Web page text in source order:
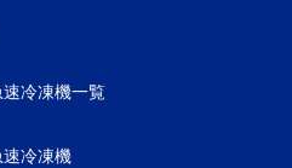
速冷凍機一覧
速冷凍機